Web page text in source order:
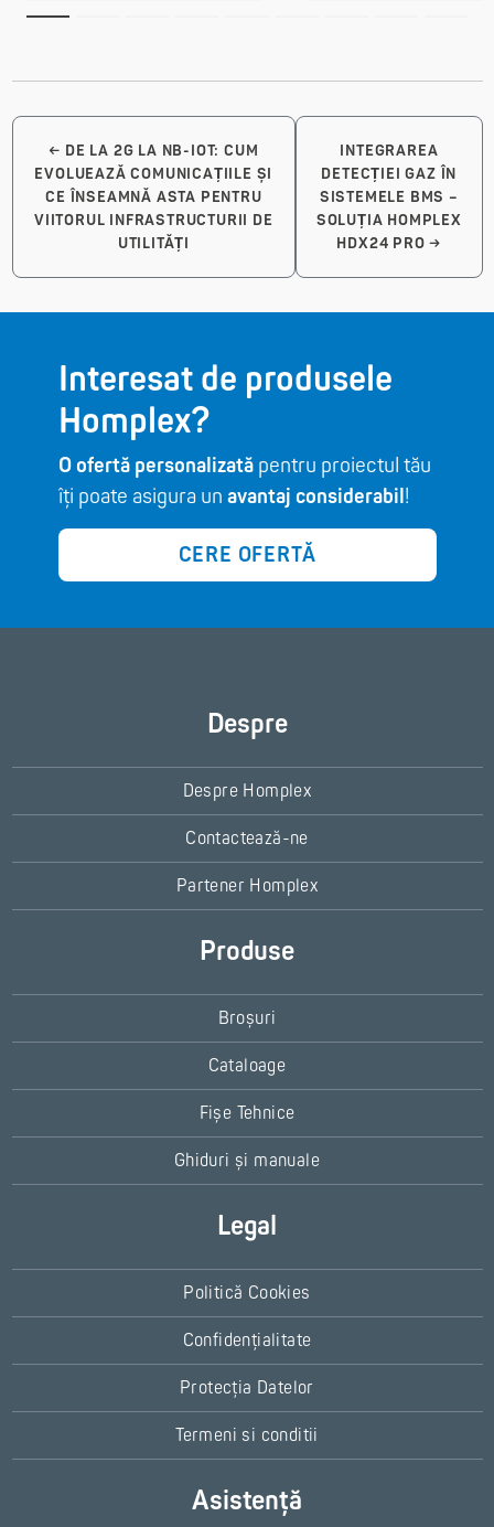
← DE LA 2G LA NB-IOT: CUM
EVOLUEAZĂ COMUNICAȚIILE ȘI
CE ÎNSEAMNĂ ASTA PENTRU
VIITORUL INFRASTRUCTURII DE
UTILITĂȚI
INTEGRAREA
DETECȚIEI GAZ ÎN
SISTEMELE BMS –
SOLUȚIA HOMPLEX
HDX24 PRO →
Interesat de produsele
Homplex?
O ofertă personalizatăpentru proiectul tău
îți poate asigura un avantaj considerabil!
CERE OFERTĂ
Despre
Despre Homplex
Contactează-ne
Partener Homplex
Produse
Broșuri
Cataloage
Fișe Tehnice
Ghiduri și manuale
Legal
Politică Cookies
Confidențialitate
Protecția Datelor
Termeni si conditii
Asistență